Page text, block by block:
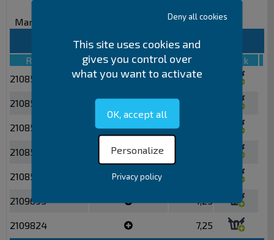
Marque :
Pelle ronde 1L 5681
Référence Plus d'info Prix € HT
Stock
2108580
7,25
2108581
2108582
2108583
2108584
2109695 7,25
2109824 7,25
This site uses cookies and
gives you control over
what you want to activate
OK, accept all
Deny all cookies
Personalize
Privacy policy